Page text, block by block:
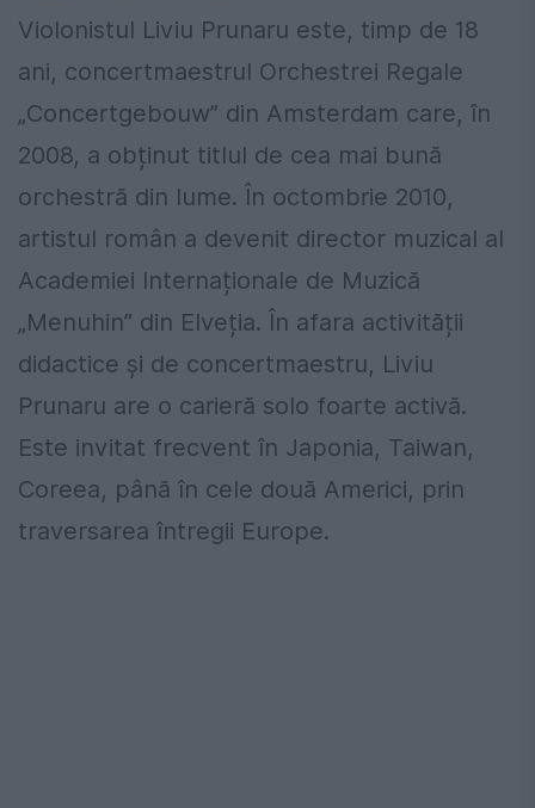
Violonistul Liviu Prunaru este, timp de 18
ani, concertmaestrul Orchestrei Regale
„Concertgebouw” din Amsterdam care, în
2008, a obținut titlul de cea mai bună
orchestră din lume. În octombrie 2010,
artistul român a devenit director muzical al
Academiei Internaționale de Muzică
„Menuhin” din Elveția. În afara activității
didactice și de concertmaestru, Liviu
Prunaru are o carieră solo foarte activă.
Este invitat frecvent în Japonia, Taiwan,
Coreea, până în cele două Americi, prin
traversarea întregii Europe.